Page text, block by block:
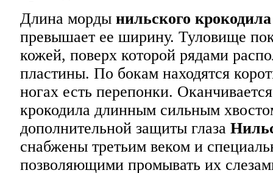
Длина морды нильского крокодила
превышает ее ширину. Туловище
кожей, поверх которой рядами
пластины. По бокам находятся
ногах есть перепонки.
крокодила длинным сильным
дополнительной защиты глаза
снабжены третьим веком и
позволяющими промывать их